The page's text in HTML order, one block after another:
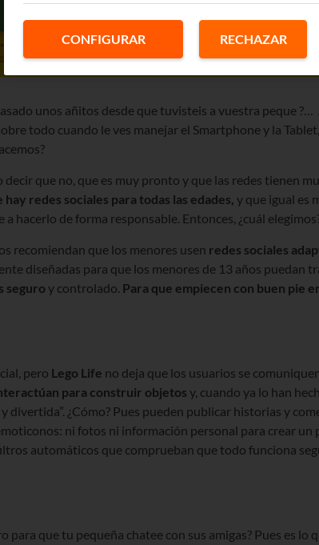
unos añitos desde que tuvisteis a vuestra peque
todo cuando le ves manejar el Smartphone y la
que no, que es muy pronto y que las redes tienen
hay redes sociales para todas las edades, y que igual es
hacerlo de forma responsable. Entonces, ¿cuál
recomiendan que los menores usen redes sociales
diseñadas para que los menores de 13 años puedan
seguro y controlado. Para que empiecen con buen pie
pero Lego Life no deja que los usuarios se
para construir objetos y, cuando ya lo han
divertida”. ¿Cómo? Pues pueden publicar historias y
ni fotos ni información personal para crear un
automáticos que comprueban que todo funciona
para que tu pequeña chatee con sus amigas? Pues es lo
CONFIGURAR RECHAZAR